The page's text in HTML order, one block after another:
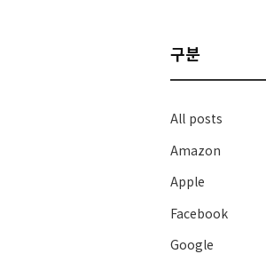
구분
All posts
Amazon
Apple
Facebook
Google